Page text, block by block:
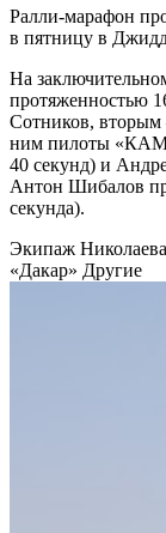
Ралли-марафон
в пятницу в
На
протяженностью
Сотников,
ним пилоты
40 секунд) и
Антон Шибалов
секунда).
Экипаж
«Дакар» Другие